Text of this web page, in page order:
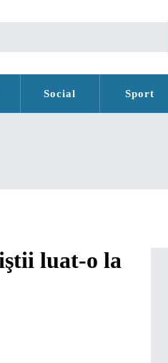
Social Sport
luat-o la